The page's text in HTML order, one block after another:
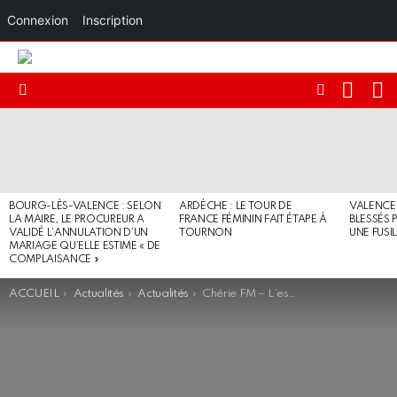
FOLLOW
BOURG-LÈS-VALENCE : SELON
LA MAIRE, LE PROCUREUR A
VALIDÉ L’ANNULATION D’UN
MARIAGE QU’ELLE ESTIME « DE
COMPLAISANCE »
ARDÈCHE : LE TOUR DE
FRANCE FÉMININ FAIT ÉTAPE À
TOURNON
BLESSÉS
UNE
You are here:
ACCUEIL Actualités Actualités Chérie FM – L’essentiel de l’actualité
Connexion Inscription